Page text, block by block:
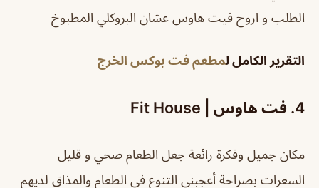
الطلب و اروح فيت هاوس عشان البروكلي المطبوخ
التقرير الكامل لمطعم فت بوكس الخرج
4. فت هاوس | Fit House
مكان جميل وفكرة رائعة جعل الطعام صحي و قليل
السعرات بصراحة أعجبني التنوع في الطعام والمذاق لديهم